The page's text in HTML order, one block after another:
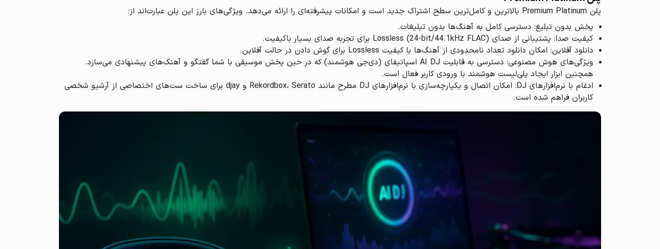
پلن Premium Platinum بالاترین و کامل‌ترین سطح اشتراک جدید است و امکانات پیشرفته‌ای را ارائه می‌دهد. ویژگی‌های بارز این پلن عبارت‌اند از:
پخش بدون تبلیغ: دسترسی کامل به آهنگ‌ها بدون تبلیغات.
کیفیت صدا: پشتیبانی از صدای Lossless (24-bit/44.1kHz FLAC) برای تجربه صدای بسیار باکیفیت.
دانلود آفلاین: امکان دانلود تعداد نامحدودی از آهنگ‌ها با کیفیت Lossless برای گوش دادن در حالت آفلاین.
ویژگی‌های هوش مصنوعی: دسترسی به قابلیت AI DJ اسپاتیفای (دی‌جی هوشمند) که در حین پخش موسیقی با شما گفتگو و آهنگ‌های پیشنهادی می‌سازد.
همچنین ابزار ایجاد پلی‌لیست هوشمند با ورودی کاربر فعال است.
ادغام با نرم‌افزارهای DJ: امکان اتصال و یکپارچه‌سازی با نرم‌افزارهای DJ مطرح مانند Rekordbox، Serato و djay برای ساخت ست‌های اختصاصی از آرشیو شخصی
کاربران فراهم شده است.